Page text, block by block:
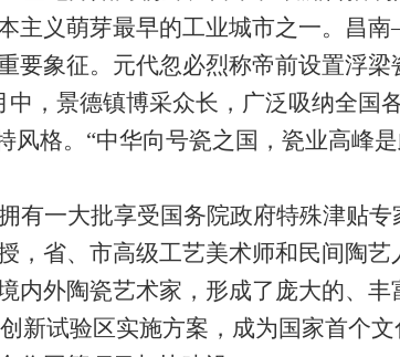
主义萌芽最早的工业城市之一。昌
要象征。元代忽必烈称帝前设置浮
中，景德镇博采众长，广泛吸纳全国
格。“中华向号瓷之国，瓷业高峰
有一大批享受国务院政府特殊津贴
，省、市高级工艺美术师和民间陶
外陶瓷艺术家，形成了庞大的、丰
新试验区实施方案，成为国家首个